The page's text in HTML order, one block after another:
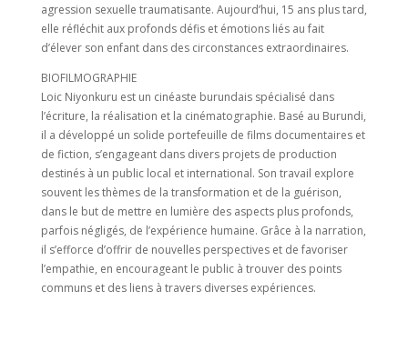
agression sexuelle traumatisante. Aujourd’hui, 15 ans plus tard,
elle réfléchit aux profonds défis et émotions liés au fait
d’élever son enfant dans des circonstances extraordinaires.
BIOFILMOGRAPHIE
Loic Niyonkuru est un cinéaste burundais spécialisé dans
l’écriture, la réalisation et la cinématographie. Basé au Burundi,
il a développé un solide portefeuille de films documentaires et
de fiction, s’engageant dans divers projets de production
destinés à un public local et international. Son travail explore
souvent les thèmes de la transformation et de la guérison,
dans le but de mettre en lumière des aspects plus profonds,
parfois négligés, de l’expérience humaine. Grâce à la narration,
il s’efforce d’offrir de nouvelles perspectives et de favoriser
l’empathie, en encourageant le public à trouver des points
communs et des liens à travers diverses expériences.